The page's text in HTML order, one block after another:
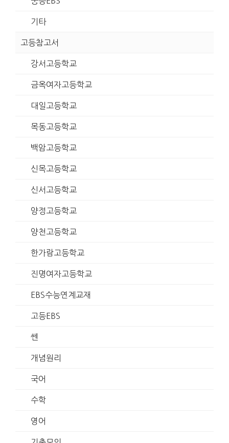
기타
고등참고서
강서고등학교
금옥여자고등학교
대일고등학교
목동고등학교
백암고등학교
신목고등학교
신서고등학교
양정고등학교
양천고등학교
한가람고등학교
진명여자고등학교
EBS수능연계교재
고등EBS
쎈
개념원리
국어
수학
영어